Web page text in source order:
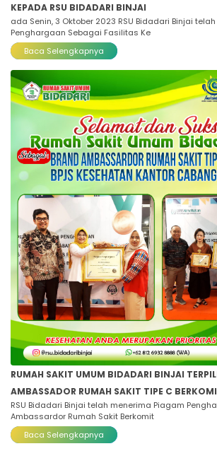
KEPADA RSU BIDADARI BINJAI
ada Senin, 3 Oktober 2023 RSU Bidadari Binjai
Penghargaan Sebagai Fasilitas Ke
Baca Selengkapnya
RUMAH SAKIT UMUM BIDADARI BINJAI
AMBASSADOR RUMAH SAKIT TIPE C
RSU Bidadari Binjai telah menerima Piagam
Ambassardor Rumah Sakit Berkomit
Baca Selengkapnya